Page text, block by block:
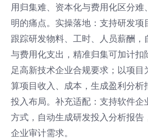
用归集难、资本化与费用化区分难
明的痛点。实操落地：支持研发项
跟踪研发物料、工时、人员薪酬，
与费用化支出，精准归集可加计扣
足高新技术企业合规要求；以项目
算项目收入、成本，生成盈利分析
投入布局。补充适配：支持软件企
方式，自动生成研发投入分析报告
企业审计需求。